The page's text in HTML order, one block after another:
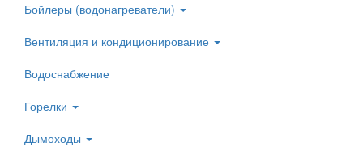
Бойлеры (водонагреватели)
Вентиляция и кондиционирование
Водоснабжение
Горелки
Дымоходы